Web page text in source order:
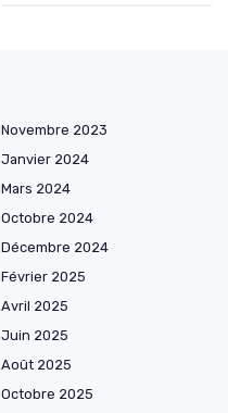
Novembre 2023
Janvier 2024
Mars 2024
Octobre 2024
Décembre 2024
Février 2025
Avril 2025
Juin 2025
Août 2025
Octobre 2025